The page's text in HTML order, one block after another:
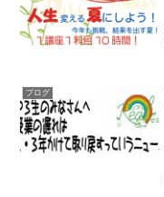
ブログ